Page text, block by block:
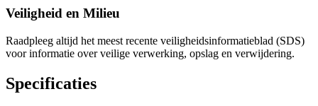
Veiligheid en Milieu
Raadpleeg altijd het meest recente veiligheidsinformatieblad (SDS)
voor informatie over veilige verwerking, opslag en verwijdering.
Specificaties